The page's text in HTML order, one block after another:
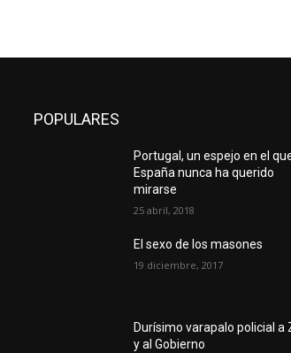
POPULARES
Portugal, un espejo en el
España nunca ha querido
mirarse
25 abril, 2018
El sexo de los masones
19 diciembre, 2017
Durísimo varapalo policial a
y al Gobierno